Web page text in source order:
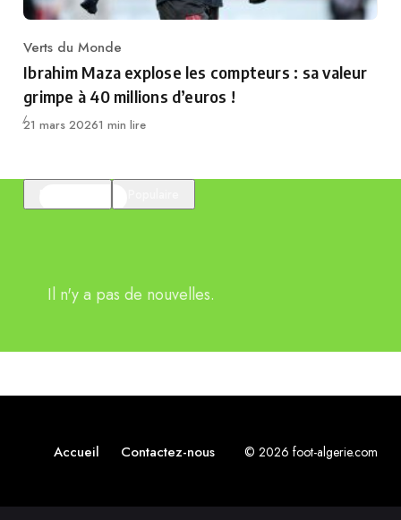
Category
Verts du Monde
Ibrahim Maza explose les compteurs : sa valeur
grimpe à 40 millions d’euros !
Publié
21 mars 20261 min lire
Il n'y a pas de nouvelles.
Accueil Contactez-nous © 2026 foot-algerie.com